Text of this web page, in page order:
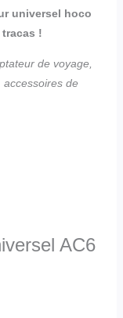
universel hoco
!
de voyage,
accessoires de
AC6